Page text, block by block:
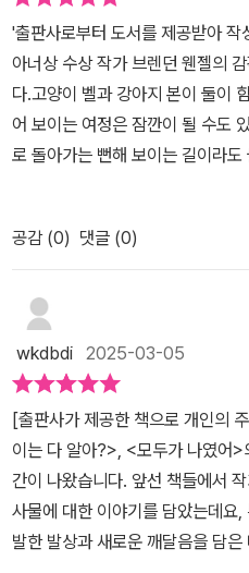
까칠한 느낌이 나게 묘사되어요서
두재료가 만나다른듯 조화로운듯
니다둘은 함께 보고 듣고 느끼지만
르게 느껴요강아지는 땅을 걷는 반
빠졌을 땐 강아지 본은 즐거워보
이 솟아 있어요 ㅎㅎ강아지와 고
는 재미가 있더라구요밝은 낮이
습으로 변화하고불꽃놀이처럼 반
다따로 또 같이 함께 길을 나서는
습으로 이야기를 풀어가면서같은
르기에함께하려면 이해하고 존중
하는 사회에서 필요한 덕목이죠또
알려줄 수도 있어요두 관점의 환상
같이 갈까?> 꼭 감상해보시길 추
부터 도서 협찬을 받아 서평을 작
렌던웬젤 #올리출판사 #그림책 #
'출판사로부터 도서를 제공받아
아너상 수상 작가 브렌던 웬젤의
다.고양이 벨과 강아지 본이 둘이
어 보이는 여정은 잠깐이 될 수도
로 돌아가는 뻔해 보이는 길이라
또 다른 친구를 만나게 될 수도 있
여다 보기도 하면서따로 또 같이
귀엽다.따로 또 같이 많은 걸 보고
나무에서 나는 신기한 냄새를 맡
로 또 같이 가며 만나게 되는 풍경
지잘 떠오르지 않는데, 아이들은
들의 모습을 상상하며 둘의 여정을
건너고 기슭으로 올라가 나무에 올
뜨리고 말았는데 하필이면 잠자는
과 본은 늪을 지나 도망쳤다.정신
전히 길을 잃고 헤매다동굴에 들
공감 (0) 댓글 (0)
wkdbdi 2025-03-05
​[출판사가 제공한 책으로 개인의
이는 다 알아?>, <모두가 나였어>
간이 나왔습니다. 앞선 책들에서
사물에 대한 이야기를 담았는데
발한 발상과 새로운 깨달음을 담